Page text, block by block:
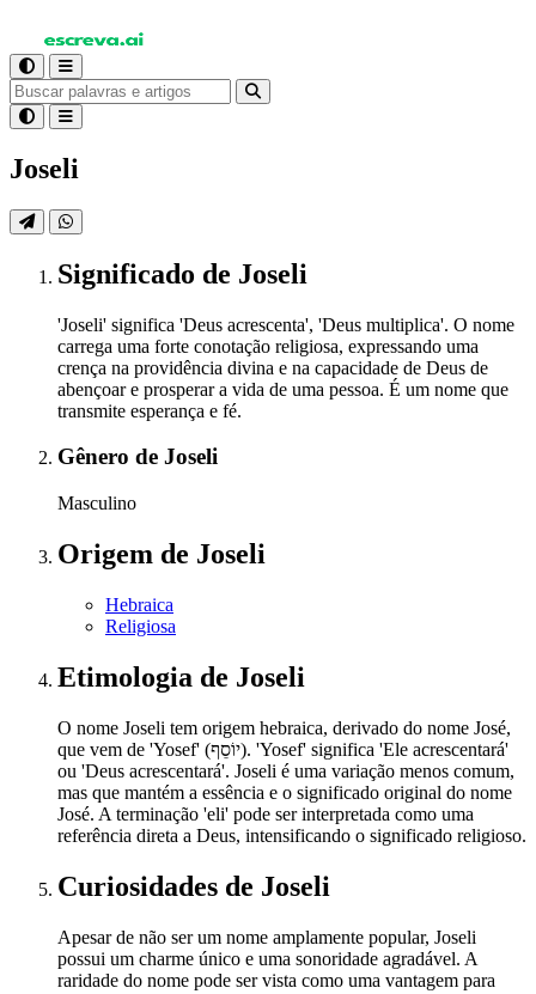
Joseli
Significado de Joseli
'Joseli' significa 'Deus acrescenta', 'Deus multiplica'. O nome
carrega uma forte conotação religiosa, expressando uma
crença na providência divina e na capacidade de Deus de
abençoar e prosperar a vida de uma pessoa. É um nome que
transmite esperança e fé.
Gênero de Joseli
Masculino
Origem de Joseli
Hebraica
Religiosa
Etimologia de Joseli
O nome Joseli tem origem hebraica, derivado do nome José,
que vem de 'Yosef' (יוֹסֵף). 'Yosef' significa 'Ele acrescentará'
ou 'Deus acrescentará'. Joseli é uma variação menos comum,
mas que mantém a essência e o significado original do nome
José. A terminação 'eli' pode ser interpretada como uma
referência direta a Deus, intensificando o significado religioso.
Curiosidades de Joseli
Apesar de não ser um nome amplamente popular, Joseli
possui um charme único e uma sonoridade agradável. A
raridade do nome pode ser vista como uma vantagem para